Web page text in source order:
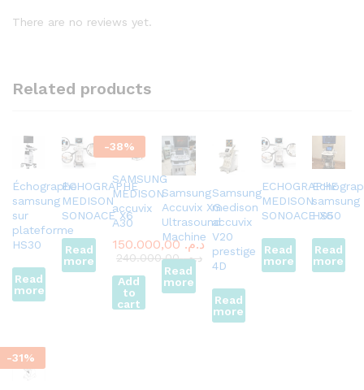
There are no reviews yet.
Related products
Échographe
samsung
sur
plateforme
HS30
Read
more
ECHOGRAPHE
MEDISON
SONOACE X6
Read
more
-38%
SAMSUNG
MEDISON
accuvix
A30
د.م.150.000,00
د.م.240.000,00
Add
to
cart
Samsung
Accuvix XG
Ultrasound
Machine
Read
more
Samsung
medison
accuvix
V20
prestige
4D
Read
more
ECHOGRAPHE
MEDISON
SONOACE X6
Read
more
samsung
HS50
Read
more
-31%